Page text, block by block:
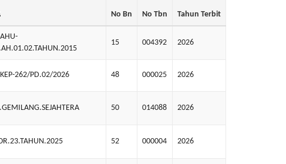
No Bn No Tbn Tahun Terbit
15 004392 2026
262/PD.02/2026 48 000025 2026
50 014088 2026
52 000004 2026